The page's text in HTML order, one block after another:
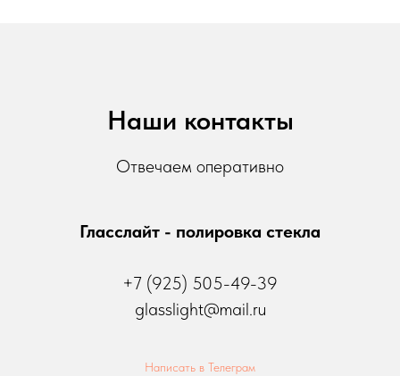
Наши контакты
Отвечаем оперативно
Гласслайт - полировка стекла
+7 (925) 505-49-39
glasslight@mail.ru
Написать в Телеграм